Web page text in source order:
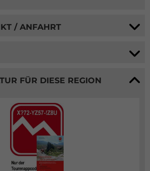
/ ANFAHRT
FÜR DIESE REGION